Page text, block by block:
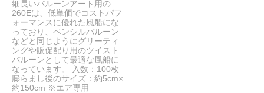
細長いバルーンアート用の
260Eは、低単価でコストパフ
ォーマンスに優れた風船にな
っており、ペンシルバルーン
などと同じようにグリーティ
ングや販促配り用のツイスト
バルーンとして最適な風船に
なっています。 入数：100枚
膨らまし後のサイズ：約5cm×
約150cm ※エア専用